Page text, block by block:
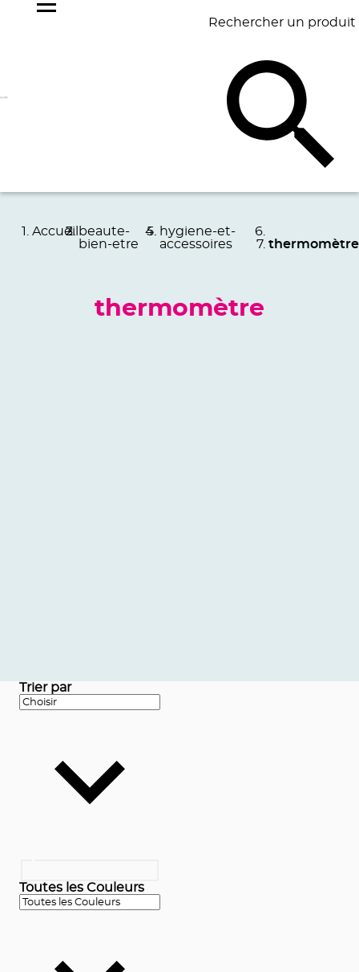
Rechercher un produit
BAGAGERIE BUREAU
Accueil beaute-
bien-etre
hygiene-et-
accessoires
thermomètre
thermomètre
Trier par
Toutes les Couleurs